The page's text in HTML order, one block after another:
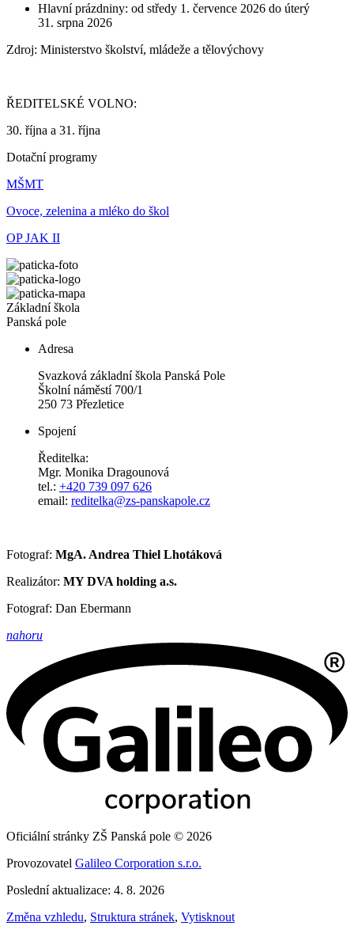
Hlavní prázdniny: od středy 1. července 2026 do úterý
31. srpna 2026
Zdroj: Ministerstvo školství, mládeže a tělovýchovy
ŘEDITELSKÉ VOLNO:
30. října a 31. října
Dotační programy
MŠMT
Ovoce, zelenina a mléko do škol
OP JAK II
Základní škola
Panská pole
Adresa
Svazková základní škola Panská Pole
Školní náměstí 700/1
250 73 Přezletice
Spojení
Ředitelka:
Mgr. Monika Dragounová
tel.: +420 739 097 626
email: reditelka@zs-panskapole.cz
Fotograf: MgA. Andrea Thiel Lhotáková
Realizátor: MY DVA holding a.s.
Fotograf: Dan Ebermann
nahoru
Oficiální stránky ZŠ Panská pole © 2026
Provozovatel Galileo Corporation s.r.o.
Poslední aktualizace: 4. 8. 2026
Změna vzhledu, Struktura stránek, Vytisknout